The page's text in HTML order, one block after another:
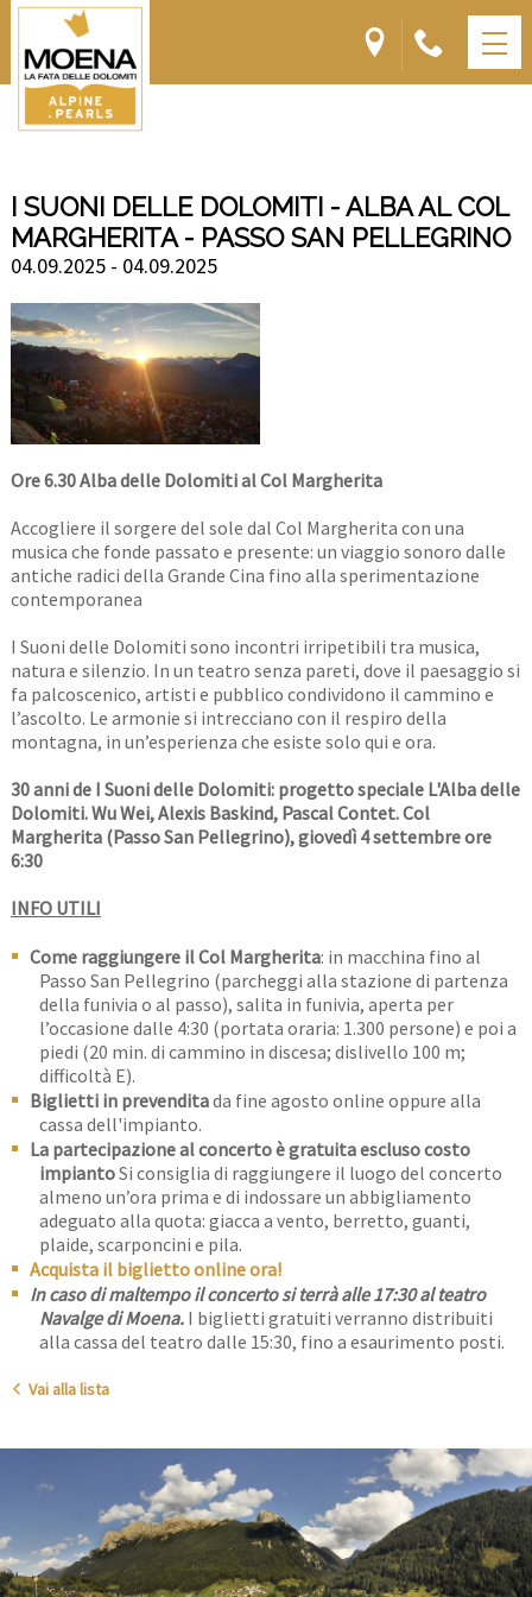
I SUONI DELLE DOLOMITI - ALBA AL COL
MARGHERITA - PASSO SAN PELLEGRINO
04.09.2025 - 04.09.2025
Ore 6.30 Alba delle Dolomiti al Col Margherita
Accogliere il sorgere del sole dal Col Margherita con una
musica che fonde passato e presente: un viaggio sonoro dalle
antiche radici della Grande Cina fino alla sperimentazione
contemporanea
I Suoni delle Dolomiti sono incontri irripetibili tra musica,
natura e silenzio. In un teatro senza pareti, dove il paesaggio si
fa palcoscenico, artisti e pubblico condividono il cammino e
l’ascolto. Le armonie si intrecciano con il respiro della
montagna, in un’esperienza che esiste solo qui e ora.
30 anni de I Suoni delle Dolomiti: progetto speciale L'Alba delle
Dolomiti. Wu Wei, Alexis Baskind, Pascal Contet. Col
Margherita (Passo San Pellegrino), giovedì 4 settembre ore
6:30
INFO UTILI
Come raggiungere il Col Margherita: in macchina fino al
Passo San Pellegrino (parcheggi alla stazione di partenza
della funivia o al passo), salita in funivia, aperta per
l’occasione dalle 4:30 (portata oraria: 1.300 persone) e poi a
piedi (20 min. di cammino in discesa; dislivello 100 m;
difficoltà E).
Biglietti in prevenditada fine agosto online oppure alla
cassa dell'impianto.
La partecipazione al concerto è gratuita escluso costo
impiantoSi consiglia di raggiungere il luogo del concerto
almeno un’ora prima e di indossare un abbigliamento
adeguato alla quota: giacca a vento, berretto, guanti,
plaide, scarponcini e pila.
Acquista il biglietto online ora!
In caso di maltempo il concerto si terrà alle 17:30 al teatro
Navalge di Moena.I biglietti gratuiti verranno distribuiti
alla cassa del teatro dalle 15:30, fino a esaurimento posti.
Vai alla lista